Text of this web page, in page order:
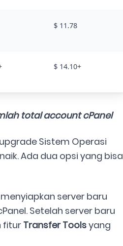
$ 11.78
$ 14.10+
total account cPanel
Sistem Operasi
Ada dua opsi yang bisa
server baru
Setelah server baru
fiturTransfer Toolsyang